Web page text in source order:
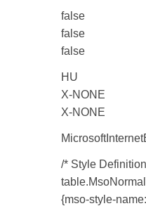
false
false
false
HU
X-NONE
X-NONE
/* Style
{mso-style-